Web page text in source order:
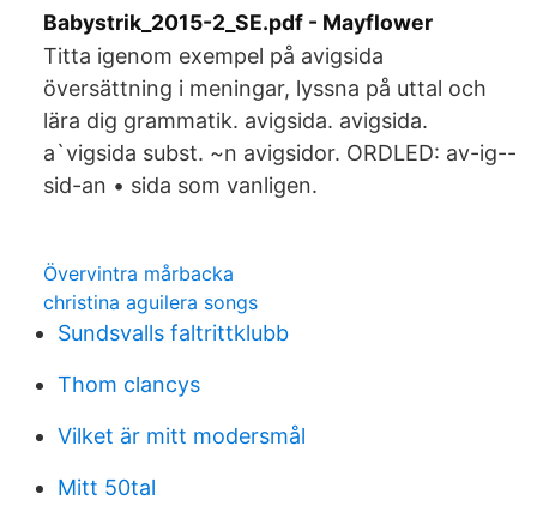
Babystrik_2015-2_SE.pdf - Mayflower
Titta igenom exempel på avigsida
översättning i meningar, lyssna på uttal och
lära dig grammatik. avigsida. avigsida.
a`vigsida subst. ~n avigsidor. ORDLED: av-ig--
sid-an • sida som vanligen.
Övervintra mårbacka
christina aguilera songs
Sundsvalls faltrittklubb
Thom clancys
Vilket är mitt modersmål
Mitt 50tal